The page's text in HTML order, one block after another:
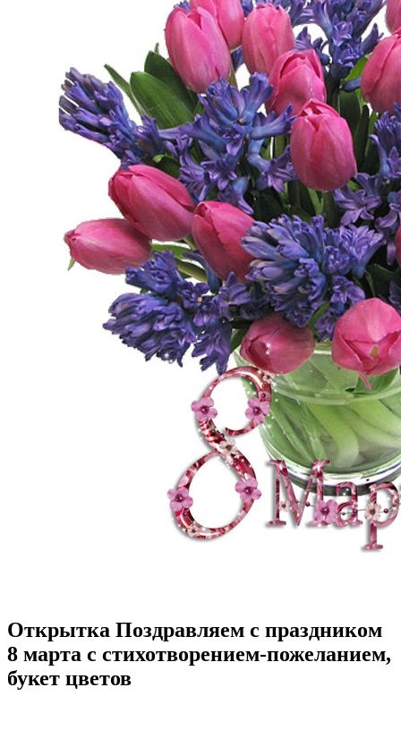
Открытка Поздравляем с праздником
8 марта с стихотворением-пожеланием,
букет цветов